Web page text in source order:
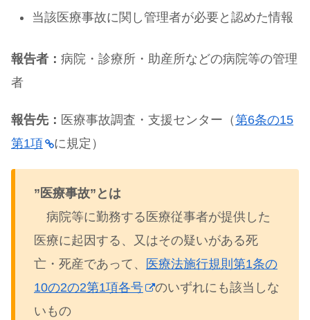
当該医療事故に関し管理者が必要と認めた情報
報告者： 病院・診療所・助産所などの病院等の管理
者
報告先： 医療事故調査・支援センター（第6条の15
第1項
に規定）
”医療事故”とは
病院等に勤務する医療従事者が提供した
医療に起因する、又はその疑いがある死
亡・死産であって、 医療法施行規則第1条の
10の2の2第1項各号
のいずれにも該当しな
いもの